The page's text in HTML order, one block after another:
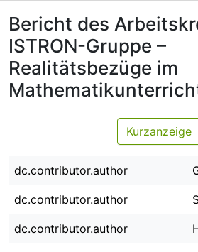
FAQ
Leitlinien
Zurück zur Startseite
Bericht des
ISTRON-Gruppe –
Realitätsbezüge im
Kurzanzeige
dc.contributor.author
dc.contributor.author
dc.contributor.author